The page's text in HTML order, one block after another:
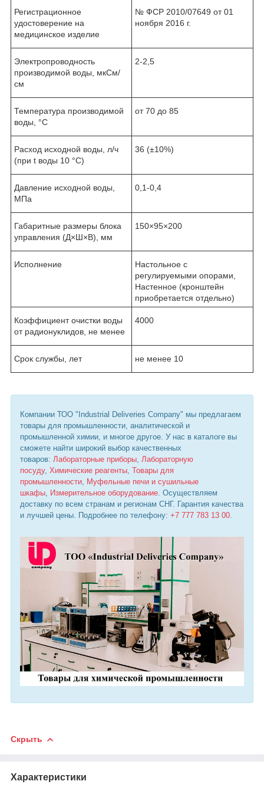
Регистрационное
удостоверение на
медицинское изделие
№ ФСР 2010/07649 от 01
ноября 2016 г.
Электропроводность
производимой воды, мкСм/
см
2-2,5
Температура производимой
воды, °С
от 70 до 85
Расход исходной воды, л/ч
(при t воды 10 °С)
36 (±10%)
Давление исходной воды,
МПа
0,1-0,4
Габаритные размеры блока
управления (Д×Ш×В), мм
150×95×200
Исполнение
Настольное с
регулируемыми опорами,
Настенное (кронштейн
приобретается отдельно)
Коэффициент очистки воды
от радионуклидов, не менее
4000
Срок службы, лет не менее 10
Компании ТОО "Industrial Deliveries Company" мы предлагаем
товары для промышленности, аналитической и
промышленной химии, и многое другое. У нас в каталоге вы
сможете найти широкий выбор качественных
товаров: Лабораторные приборы Лабораторную
посуду, Химические реагенты Товары для
промышленности
Муфельные печи и сушильные
шкафы
Измерительное оборудование . Осуществляем
доставку по всем странам и регионам СНГ. Гарантия качества
и лучшей цены. Подробнее по телефону: +7 777 783 13 00
Скрыть
Характеристики